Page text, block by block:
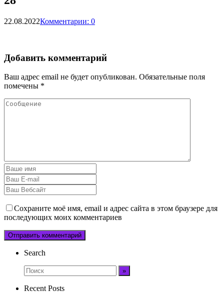
22.08.2022Комментарии: 0
Добавить комментарий
Ваш адрес email не будет опубликован. Обязательные поля
помечены *
Сохраните моё имя, email и адрес сайта в этом браузере для
последующих моих комментариев
Search
Recent Posts